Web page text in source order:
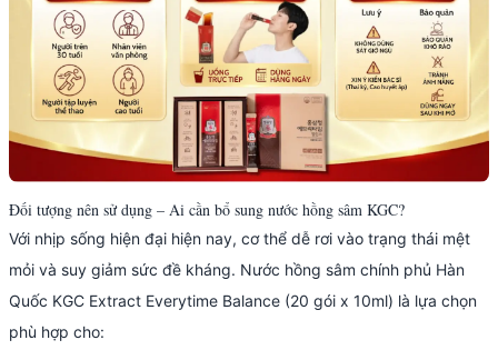
Đối tượng nên sử dụng – Ai cần bổ sung nước hồng sâm KGC?
Với nhịp sống hiện đại hiện nay, cơ thể dễ rơi vào trạng thái mệt
mỏi và suy giảm sức đề kháng. Nước hồng sâm chính phủ Hàn
Quốc KGC Extract Everytime Balance (20 gói x 10ml) là lựa chọn
phù hợp cho: